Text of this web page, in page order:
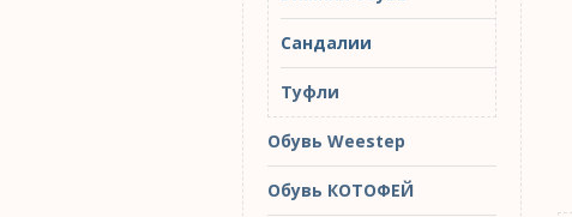
Сандалии
Туфли
Обувь Weestep
Обувь КОТОФЕЙ